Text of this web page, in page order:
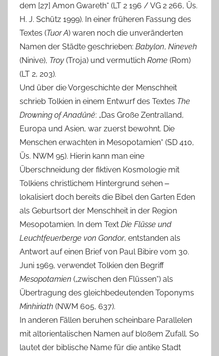
dem [27] Amon Gwareth“ (LT 2 196 / VG 2 266, Üs.
H. J. Schütz 1999). In einer früheren Fassung des
Textes (Tuor A) waren noch die unveränderten
Namen der Städte geschrieben: Babylon, Nineveh
(Ninive), Troy (Troja) und vermutlich Rome (Rom)
(LT 2, 203).
Und über die Vorgeschichte der Menschheit
schrieb Tolkien in einem Entwurf des Textes The
Drowning of Anadûnȇ: „Das Große Zentralland,
Europa und Asien, war zuerst bewohnt. Die
Menschen erwachten in Mesopotamien“ (SD 410,
Üs. NWM 95). Hierin kann man eine
Überschneidung der fiktiven Kosmologie mit
Tolkiens christlichem Hintergrund sehen ‒
lokalisiert doch bereits die Bibel den Garten Eden
als Geburtsort der Menschheit in der Region
Mesopotamien. In dem Text Die Flüsse und
Leuchtfeuerberge von Gondor, entstanden als
Antwort auf einen Brief von Paul Bibire vom 30.
Juni 1969, verwendet Tolkien den Begriff
Mesopotamien („zwischen den Flüssen“) als
Übertragung des gleichbedeutenden Toponyms
Minhiriath (NWM 605, 637).
In anderen Fällen beruhen scheinbare Parallelen
mit altorientalischen Namen auf bloßem Zufall. So
lautet der biblische Name für die antike Stadt